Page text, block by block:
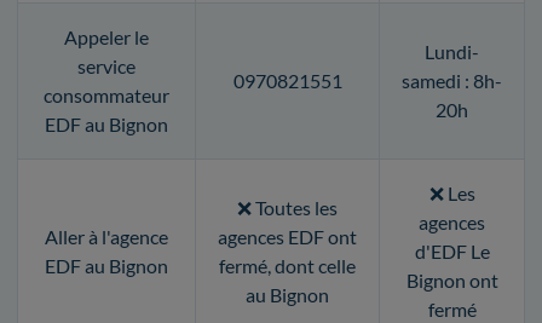
Appeler le
service
consommateur
EDF au Bignon
0970821551
Lundi-
samedi : 8h-
20h
Aller à l'agence
EDF au Bignon
❌ Toutes les
agences EDF ont
fermé, dont celle
au Bignon
❌ Les
agences
d'EDF Le
Bignon ont
fermé